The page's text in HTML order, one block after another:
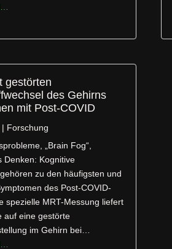
gestörten
des Gehirns
mit Post-COVID
| Forschung
„Brain Fog“,
Denken: Kognitive
zu den häufigsten und
des Post-COVID-
spezielle MRT-Messung liefert
auf eine gestörte
im Gehirn bei…